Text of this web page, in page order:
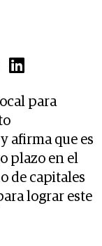
para
afirma que es
plazo en el
de capitales
lograr este